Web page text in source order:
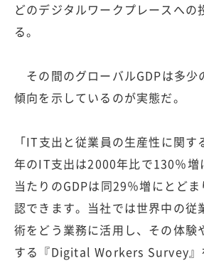
どのデジタルワークプレースへの
る。
その間のグローバルGDPは多少
傾向を示しているのが実態だ。
「IT支出と従業員の生産性に関
年のIT支出は2000年比で130％増
当たりのGDPは同29％増にとど
認できます。当社では世界中の従
術をどう業務に活用し、その体験
する『Digital Workers Survey』